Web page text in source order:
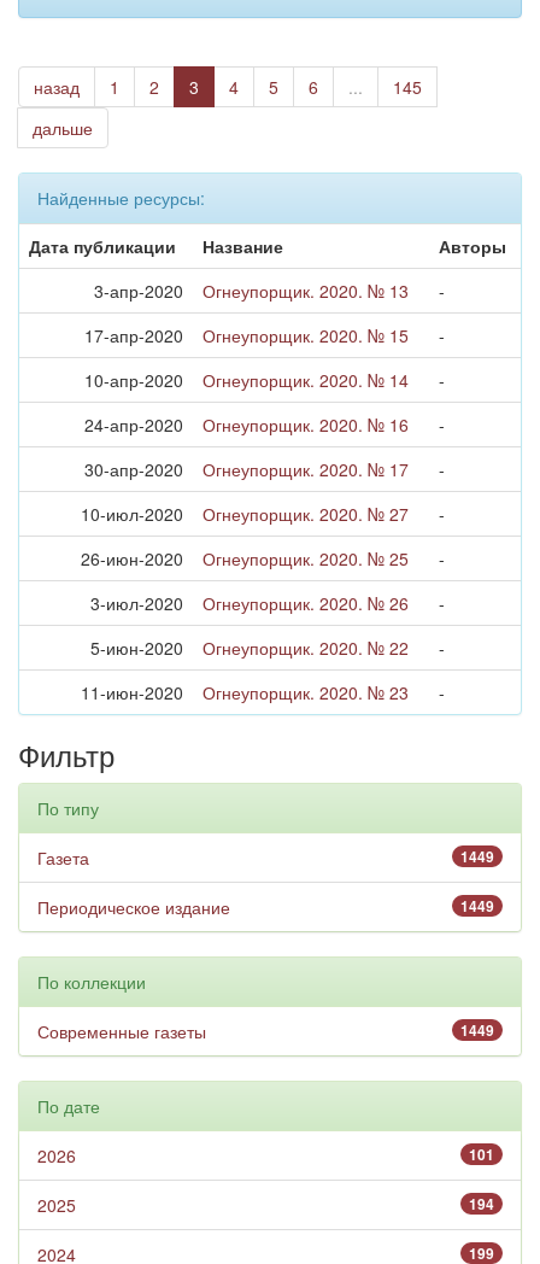
назад 1 2 3 4 5 6 ...
145
дальше
Найденные ресурсы:
Дата публикации
Название
Авторы
3-апр-2020
Огнеупорщик. 2020. № 13
-
17-апр-2020
Огнеупорщик. 2020. № 15
-
10-апр-2020
Огнеупорщик. 2020. № 14
-
24-апр-2020
Огнеупорщик. 2020. № 16
-
30-апр-2020
Огнеупорщик. 2020. № 17
-
10-июл-2020
Огнеупорщик. 2020. № 27
-
26-июн-2020
Огнеупорщик. 2020. № 25
-
3-июл-2020
Огнеупорщик. 2020. № 26
-
5-июн-2020
Огнеупорщик. 2020. № 22
-
11-июн-2020
Огнеупорщик. 2020. № 23 -
Фильтр
По типу
1449
Газета
1449
Периодическое издание
По коллекции
1449
Современные газеты
По дате
101
2026
194
2025
199
2024